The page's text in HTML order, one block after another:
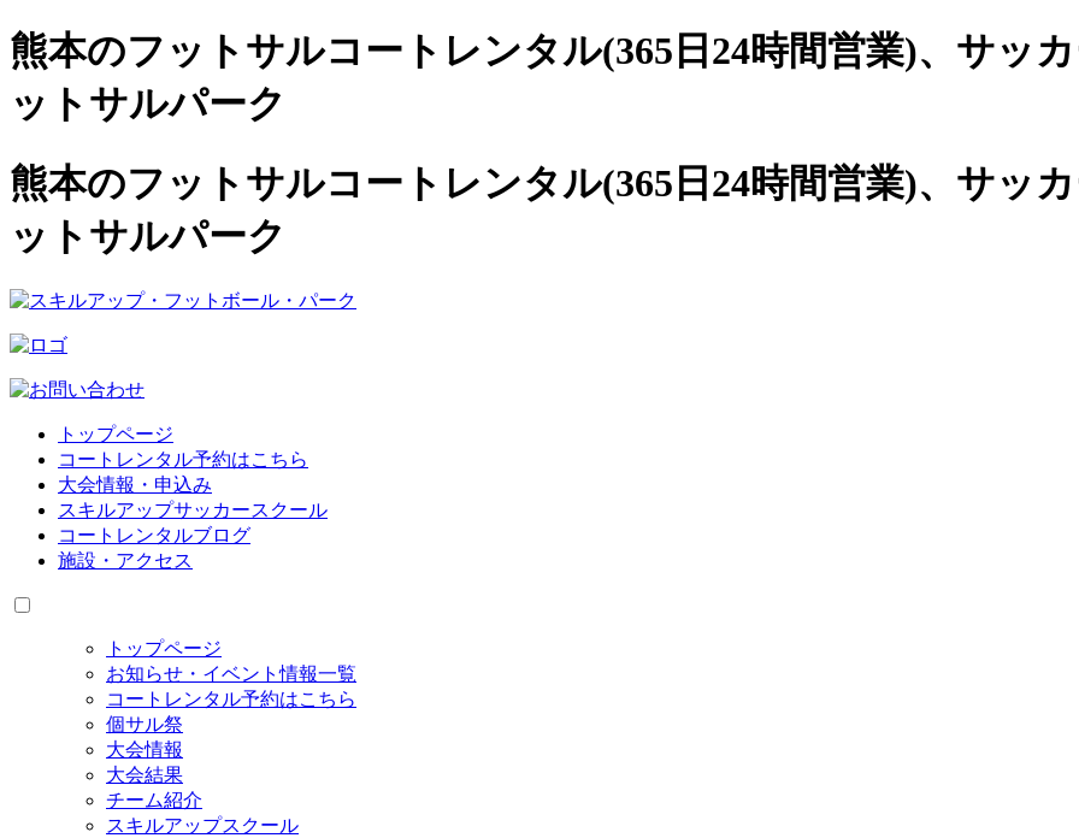
熊本のフットサルコートレンタル(365日24時間営業)、 サッ
ットサルパーク
熊本のフットサルコートレンタル(365日24時間営業)、サッ
ットサルパーク
トップページ
コートレンタル予約はこちら
大会情報・申込み
スキルアップサッカースクール
コートレンタルブログ
施設・アクセス
トップページ
お知らせ・イベント情報一覧
コートレンタル予約はこちら
個サル祭
大会情報
大会結果
チーム紹介
スキルアップスクール